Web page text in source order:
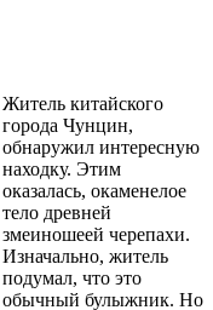
Житель китайского
города Чунцин,
обнаружил интересную
находку. Этим
оказалась, окаменелое
тело древней
змеиношеей черепахи.
Изначально, житель
подумал, что это
обычный булыжник. Но